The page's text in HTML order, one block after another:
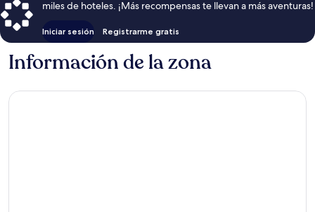
miles de hoteles. ¡Más recompensas te llevan a más aventuras!
Iniciar sesión Registrarme gratis
Información de la zona